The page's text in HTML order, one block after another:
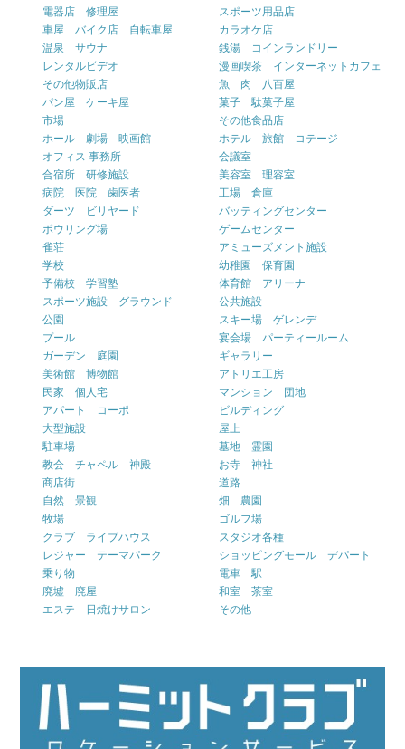
電器店 修理屋
スポーツ用品店
車屋 バイク店 自転車屋
カラオケ店
温泉 サウナ
銭湯 コインランドリー
レンタルビデオ
漫画喫茶 インターネットカフェ
その他物販店
魚 肉 八百屋
パン屋 ケーキ屋
菓子 駄菓子屋
市場
その他食品店
ホール 劇場 映画館
ホテル 旅館 コテージ
オフィス 事務所
会議室
合宿所 研修施設
美容室 理容室
病院 医院 歯医者
工場 倉庫
ダーツ ビリヤード
バッティングセンター
ボウリング場
ゲームセンター
雀荘
アミューズメント施設
学校
幼稚園 保育園
予備校 学習塾
体育館 アリーナ
スポーツ施設 グラウンド
公共施設
公園
スキー場 ゲレンデ
プール
宴会場 パーティールーム
ガーデン 庭園
ギャラリー
美術館 博物館
アトリエ工房
民家 個人宅
マンション 団地
アパート コーポ
ビルディング
大型施設
屋上
駐車場
墓地 霊園
教会 チャペル 神殿
お寺 神社
商店街
道路
自然 景観
畑 農園
牧場
ゴルフ場
クラブ ライブハウス
スタジオ各種
レジャー テーマパーク
ショッピングモール デパート
乗り物
電車 駅
廃墟 廃屋
和室 茶室
エステ 日焼けサロン
その他